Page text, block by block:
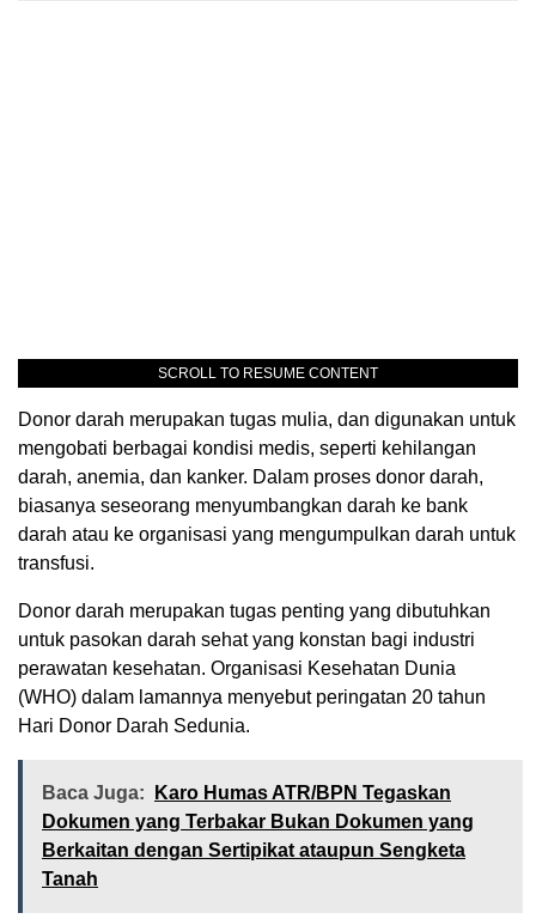
SCROLL TO RESUME CONTENT
Donor darah merupakan tugas mulia, dan digunakan untuk
mengobati berbagai kondisi medis, seperti kehilangan
darah, anemia, dan kanker. Dalam proses donor darah,
biasanya seseorang menyumbangkan darah ke bank
darah atau ke organisasi yang mengumpulkan darah untuk
transfusi.
Donor darah merupakan tugas penting yang dibutuhkan
untuk pasokan darah sehat yang konstan bagi industri
perawatan kesehatan. Organisasi Kesehatan Dunia
(WHO) dalam lamannya menyebut peringatan 20 tahun
Hari Donor Darah Sedunia.
Baca Juga:
Karo Humas ATR/BPN Tegaskan
Dokumen yang Terbakar Bukan Dokumen yang
Berkaitan dengan Sertipikat ataupun Sengketa
Tanah